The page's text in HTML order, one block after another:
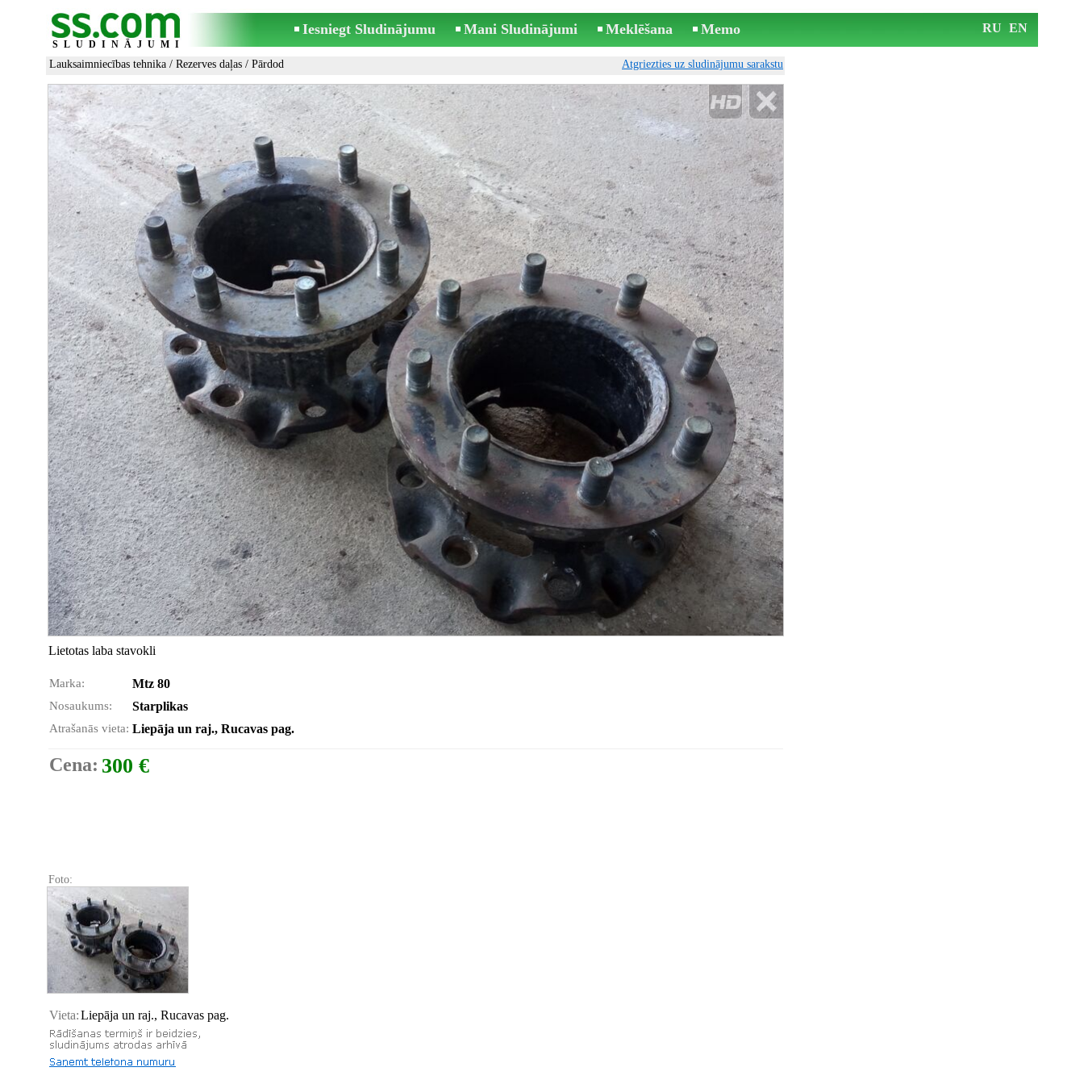
SLUDINĀJUMI
Iesniegt Sludinājumu Mani Sludinājumi Meklēšana Memo RU EN
Lauksaimniecības tehnika / Rezerves daļas / Pārdod Atgriezties uz sludinājumu sarakstu
Lietotas laba stavokli
Marka: Mtz 80
Nosaukums: Starplikas
Atrašanās vieta: Liepāja un raj., Rucavas pag.
Cena: 300 €
Foto:
Vieta:Liepāja un raj., Rucavas pag.